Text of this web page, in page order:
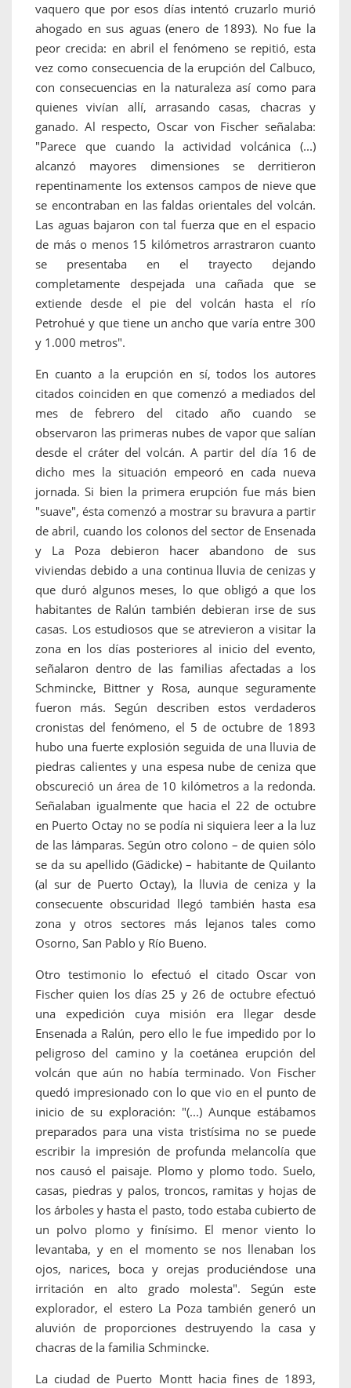
vaquero que por esos días intentó cruzarlo murió
ahogado en sus aguas (enero de 1893). No fue la
peor crecida: en abril el fenómeno se repitió, esta
vez como consecuencia de la erupción del Calbuco,
con consecuencias en la naturaleza así como para
quienes vivían allí, arrasando casas, chacras y
ganado. Al respecto, Oscar von Fischer señalaba:
"Parece que cuando la actividad volcánica (...)
alcanzó mayores dimensiones se derritieron
repentinamente los extensos campos de nieve que
se encontraban en las faldas orientales del volcán.
Las aguas bajaron con tal fuerza que en el espacio
de más o menos 15 kilómetros arrastraron cuanto
se presentaba en el trayecto dejando
completamente despejada una cañada que se
extiende desde el pie del volcán hasta el río
Petrohué y que tiene un ancho que varía entre 300
y 1.000 metros".
En cuanto a la erupción en sí, todos los autores
citados coinciden en que comenzó a mediados del
mes de febrero del citado año cuando se
observaron las primeras nubes de vapor que salían
desde el cráter del volcán. A partir del día 16 de
dicho mes la situación empeoró en cada nueva
jornada. Si bien la primera erupción fue más bien
"suave", ésta comenzó a mostrar su bravura a partir
de abril, cuando los colonos del sector de Ensenada
y La Poza debieron hacer abandono de sus
viviendas debido a una continua lluvia de cenizas y
que duró algunos meses, lo que obligó a que los
habitantes de Ralún también debieran irse de sus
casas. Los estudiosos que se atrevieron a visitar la
zona en los días posteriores al inicio del evento,
señalaron dentro de las familias afectadas a los
Schmincke, Bittner y Rosa, aunque seguramente
fueron más. Según describen estos verdaderos
cronistas del fenómeno, el 5 de octubre de 1893
hubo una fuerte explosión seguida de una lluvia de
piedras calientes y una espesa nube de ceniza que
obscureció un área de 10 kilómetros a la redonda.
Señalaban igualmente que hacia el 22 de octubre
en Puerto Octay no se podía ni siquiera leer a la luz
de las lámparas. Según otro colono – de quien sólo
se da su apellido (Gädicke) – habitante de Quilanto
(al sur de Puerto Octay), la lluvia de ceniza y la
consecuente obscuridad llegó también hasta esa
zona y otros sectores más lejanos tales como
Osorno, San Pablo y Río Bueno.
Otro testimonio lo efectuó el citado Oscar von
Fischer quien los días 25 y 26 de octubre efectuó
una expedición cuya misión era llegar desde
Ensenada a Ralún, pero ello le fue impedido por lo
peligroso del camino y la coetánea erupción del
volcán que aún no había terminado. Von Fischer
quedó impresionado con lo que vio en el punto de
inicio de su exploración: "(...) Aunque estábamos
preparados para una vista tristísima no se puede
escribir la impresión de profunda melancolía que
nos causó el paisaje. Plomo y plomo todo. Suelo,
casas, piedras y palos, troncos, ramitas y hojas de
los árboles y hasta el pasto, todo estaba cubierto de
un polvo plomo y finísimo. El menor viento lo
levantaba, y en el momento se nos llenaban los
ojos, narices, boca y orejas produciéndose una
irritación en alto grado molesta". Según este
explorador, el estero La Poza también generó un
aluvión de proporciones destruyendo la casa y
chacras de la familia Schmincke.
La ciudad de Puerto Montt hacia fines de 1893,